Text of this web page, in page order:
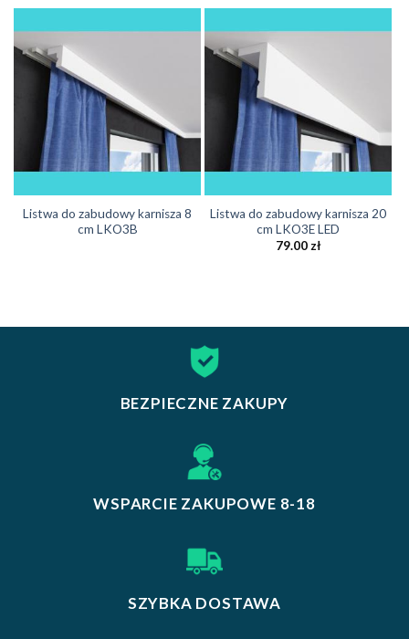
Listwa do zabudowy karnisza 8
cm LKO3B
Listwa do zabudowy karnisza 20
cm LKO3E LED
79.00 zł
BEZPIECZNE ZAKUPY
WSPARCIE ZAKUPOWE 8-18
SZYBKA DOSTAWA